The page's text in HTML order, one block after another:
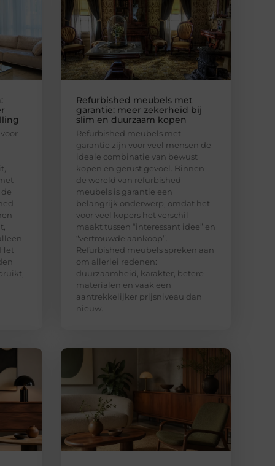
Refurbished meubels met
garantie: meer zekerheid bij
slim en duurzaam kopen
Refurbished meubels met
garantie zijn voor veel mensen de
ideale combinatie van bewust
kopen en gerust gevoel. Binnen
de wereld van refurbished
meubels is garantie een
belangrijk onderwerp, omdat het
voor veel kopers het verschil
maakt tussen “interessant idee” en
“vertrouwde aankoop”.
Refurbished meubels spreken aan
om allerlei redenen:
duurzaamheid, karakter, betere
materialen en vaak een
aantrekkelijker prijsniveau dan
nieuw.